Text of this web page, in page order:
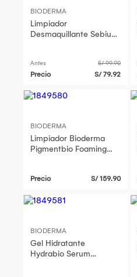
BIODERMA
Limpiador
Desmaquillante Sebium
Antes S/ 99.90
Precio S/ 79.92
BIODERMA
Limpiador Bioderma
Pigmentbio Foaming
Precio S/ 159.90
BIODERMA
Gel Hidratante
Hydrabio Serum